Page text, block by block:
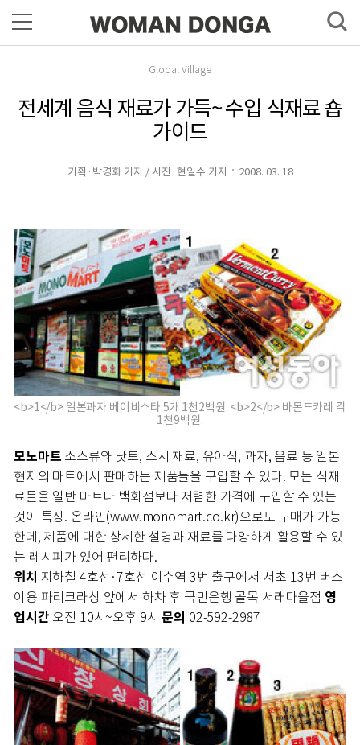
Global Village
전세계 음식 재료가 가득~ 수입 식재료 숍
가이드
기획·박경화 기자 / 사진·현일수 기자 2008. 03. 18
<b>1</b> 일본과자 베이비스타 5개 1천2백원. <b>2</b> 바몬드카레 각
1천9백원.
모노마트 소스류와 낫토, 스시 재료, 유아식, 과자, 음료 등 일본
현지의 마트에서 판매하는 제품들을 구입할 수 있다. 모든 식재
료들을 일반 마트나 백화점보다 저렴한 가격에 구입할 수 있는
것이 특징. 온라인(www.monomart.co.kr)으로도 구매가 가능
한데, 제품에 대한 상세한 설명과 재료를 다양하게 활용할 수 있
는 레시피가 있어 편리하다.
위치 지하철 4호선·7호선 이수역 3번 출구에서 서초-13번 버스
이용 파리크라상 앞에서 하차 후 국민은행 골목 서래마을점 영
업시간 오전 10시~오후 9시문의 02-592-2987